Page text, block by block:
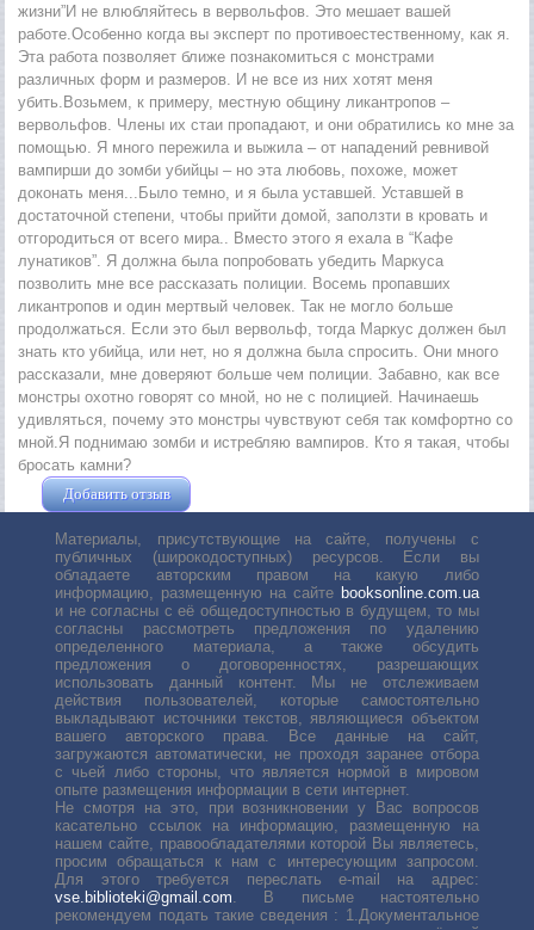
жизни”И не влюбляйтесь в вервольфов. Это мешает вашей
работе.Особенно когда вы эксперт по противоестественному, как я.
Эта работа позволяет ближе познакомиться с монстрами
различных форм и размеров. И не все из них хотят меня
убить.Возьмем, к примеру, местную общину ликантропов –
вервольфов. Члены их стаи пропадают, и они обратились ко мне за
помощью. Я много пережила и выжила – от нападений ревнивой
вампирши до зомби убийцы – но эта любовь, похоже, может
доконать меня...Было темно, и я была уставшей. Уставшей в
достаточной степени, чтобы прийти домой, заползти в кровать и
отгородиться от всего мира.. Вместо этого я ехала в “Кафе
лунатиков”. Я должна была попробовать убедить Маркуса
позволить мне все рассказать полиции. Восемь пропавших
ликантропов и один мертвый человек. Так не могло больше
продолжаться. Если это был вервольф, тогда Маркус должен был
знать кто убийца, или нет, но я должна была спросить. Они много
рассказали, мне доверяют больше чем полиции. Забавно, как все
монстры охотно говорят со мной, но не с полицией. Начинаешь
удивляться, почему это монстры чувствуют себя так комфортно со
мной.Я поднимаю зомби и истребляю вампиров. Кто я такая, чтобы
бросать камни?
Добавить отзыв
Материалы, присутствующие на сайте, получены с
публичных (широкодоступных) ресурсов. Если вы
обладаете авторским правом на какую либо
информацию, размещенную на сайте booksonline.com.ua
и не согласны с её общедоступностью в будущем, то мы
согласны рассмотреть предложения по удалению
определенного материала, а также обсудить
предложения о договоренностях, разрешающих
использовать данный контент. Мы не отслеживаем
действия пользователей, которые самостоятельно
выкладывают источники текстов, являющиеся объектом
вашего авторского права. Все данные на сайт,
загружаются автоматически, не проходя заранее отбора
с чьей либо стороны, что является нормой в мировом
опыте размещения информации в сети интернет.
Не смотря на это, при возникновении у Вас вопросов
касательно ссылок на информацию, размещенную на
нашем сайте, правообладателями которой Вы являетесь,
просим обращаться к нам с интересующим запросом.
Для этого требуется переслать е-mail на адрес:
vse.biblioteki@gmail.com. В письме настоятельно
рекомендуем подать такие сведения : 1.Документальное